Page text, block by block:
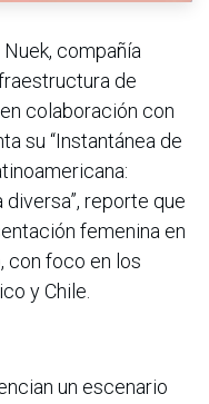
Nuek, compañía
de
colaboración con
su “Instantánea de
reporte que
femenina en
con foco en los
y Chile.
un escenario